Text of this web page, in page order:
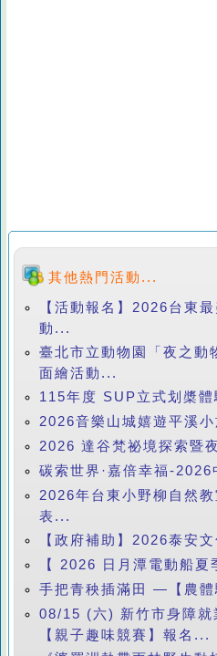
其他熱門活動...
【活動報名】2026台東
動...
臺北市立動物園「夜之動
面繪活動...
115年度 SUP立式划槳
2026音樂山城嬉遊平溪
2026 達谷梵祕境探索暨
碳索世界·嘉倍幸福-
2026年台東小野柳自然
表...
【政府補助】2026泰安
【 2026 日月潭電動船
手把青秧插滿田 —【農
08/15 (六) 新竹市身障就
【親子趣味競賽】報名...